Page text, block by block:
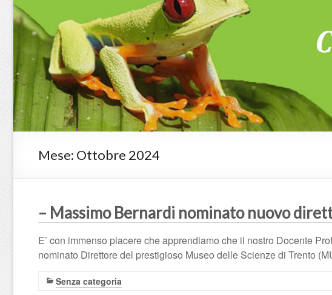
Mese: Ottobre 2024
– Massimo Bernardi nominato nuovo
E’ con immenso piacere che apprendiamo che il nostro Docente
nominato Direttore del prestigioso Museo delle Scienze di Trento
Senza categoria